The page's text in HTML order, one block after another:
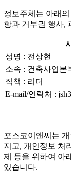
정보주체는 아래
항과 거부권 행사,
성명 : 전상현
소속 : 건축사업본
직책 : 리더
E-mail/연락처 :
포스코이앤씨는
지고, 개인정보 처
제 등을 위하여 아
있습니다.